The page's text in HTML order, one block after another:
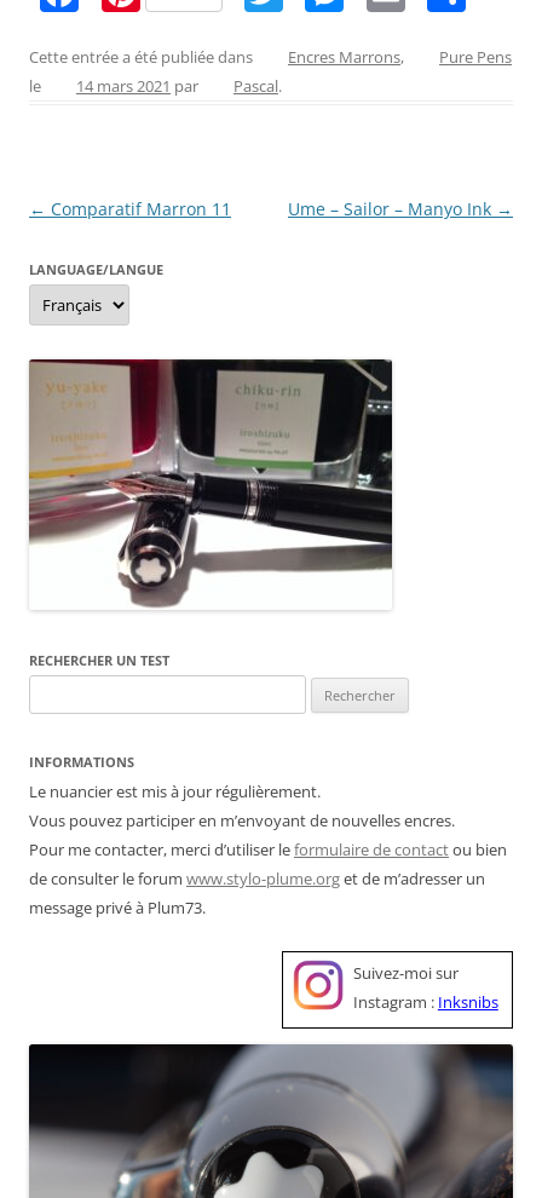
c
e
o
k
er
e
itt ss
er
ta
Cette entrée a été publiée dans Encres Marrons,
Pure Pens
le
14 mars 2021 par Pascal.
Navigation
articles
← Comparatif Marron 11 Ume – Sailor – Manyo Ink →
LANGUAGE/LANGUE
Language/langue
RECHERCHER UN TEST
INFORMATIONS
Le nuancier est mis à jour régulièrement.
Vous pouvez participer en m’envoyant de nouvelles encres.
Pour me contacter, merci d’utiliser leformulaire de contactou bien
de consulter le forum www.stylo-plume.orget de m’adresser un
message privé à Plum73.
Suivez-moi sur
Instagram : Inksnibs